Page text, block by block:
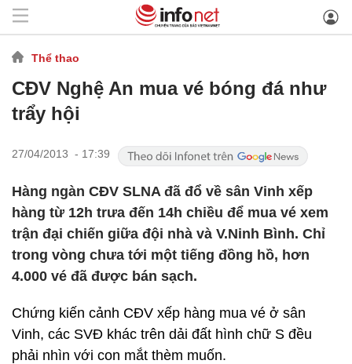
Thể thao
CĐV Nghệ An mua vé bóng đá như
trẩy hội
27/04/2013 - 17:39
Hàng ngàn CĐV SLNA đã đổ về sân Vinh xếp
hàng từ 12h trưa đến 14h chiều để mua vé xem
trận đại chiến giữa đội nhà và V.Ninh Bình. Chỉ
trong vòng chưa tới một tiếng đồng hồ, hơn
4.000 vé đã được bán sạch.
Chứng kiến cảnh CĐV xếp hàng mua vé ở sân
Vinh, các SVĐ khác trên dải đất hình chữ S đều
phải nhìn với con mắt thèm muốn.